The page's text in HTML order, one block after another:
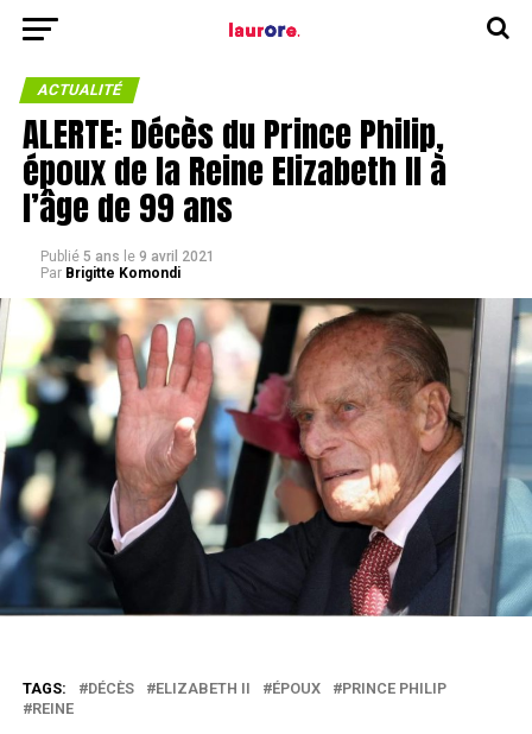
ACTUALITÉ
ALERTE: Décès du Prince Philip,
époux de la Reine Elizabeth II à
l’âge de 99 ans
Publié 5 ans le 9 avril 2021
Par Brigitte Komondi
TAGS: DÉCÈS ELIZABETH II ÉPOUX
PRINCE PHILIP
REINE